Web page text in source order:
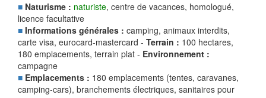
■ Naturisme : naturiste, centre de vacances, homologué,
licence facultative
■ Informations générales : camping, animaux interdits,
carte visa, eurocard-mastercard - Terrain : 100 hectares,
180 emplacements, terrain plat - Environnement :
campagne
■ Emplacements : 180 emplacements (tentes, caravanes,
camping-cars), branchements électriques, sanitaires pour